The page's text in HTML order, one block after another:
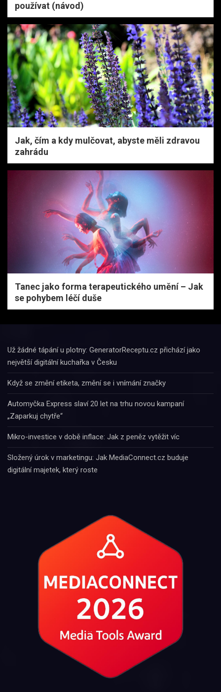
používat (návod)
Jak, čím a kdy mulčovat, abyste měli zdravou
zahrádu
Tanec jako forma terapeutického umění – Jak
se pohybem léčí duše
Už žádné tápání u plotny: GeneratorReceptu.cz přichází jako
největší digitální kuchařka v Česku
Když se změní etiketa, změní se i vnímání značky
Automyčka Express slaví 20 let na trhu novou kampaní
„Zaparkuj chytře“
Mikro-investice v době inflace: Jak z peněz vytěžit víc
Složený úrok v marketingu: Jak MediaConnect.cz buduje
digitální majetek, který roste